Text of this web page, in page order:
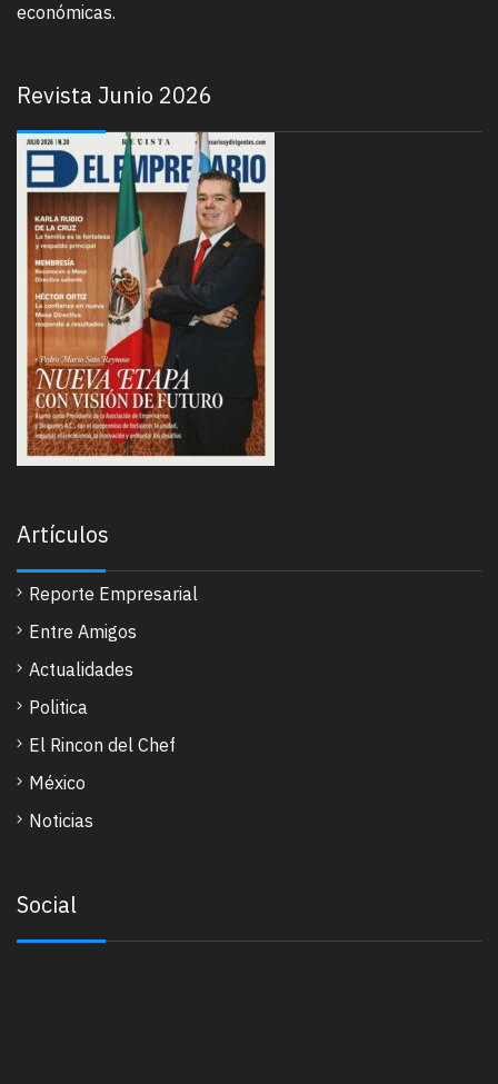
económicas.
Revista Junio 2026
Artículos
Reporte Empresarial
Entre Amigos
Actualidades
Politica
El Rincon del Chef
México
Noticias
Social